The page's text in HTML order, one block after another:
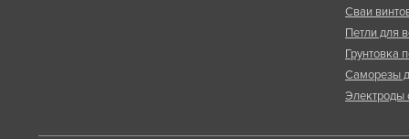
Сваи
Петли для
Грунтовка
Саморезы
Электроды